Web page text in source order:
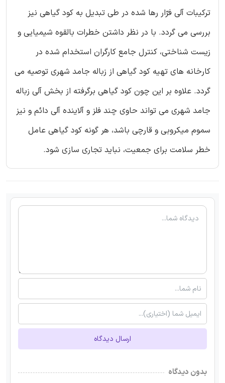
ترکیبات آلی فرّار رها شده در طی تبدیل به کود گیاهی نیز
بررسی می گردد. با در نظر داشتن خطرات بالقوه شیمیایی و
زیست شناختی، کنترل جامع کارگران استخدام شده در
کارخانه های تهیه کود گیاهی از زباله جامد شهری توصیه می
گردد. علاوه بر این چون کود گیاهی برگرفته از بخش آلی زباله
جامد شهری می تواند حاوی چند فلز و آلاینده آلی دائم و نیز
سموم میکروبی و قارچی باشد، هر گونه کود گیاهی عامل
خطر سلامت برای جمعیت، نباید تجاری سازی شود.
ارسال دیدگاه
بدون دیدگاه